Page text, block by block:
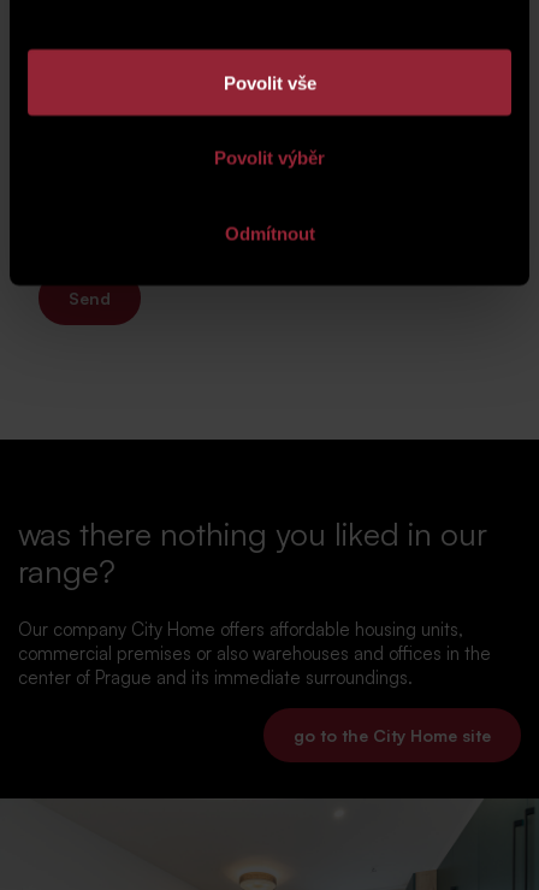
Povolit vše
Povolit výběr
Odmítnout
Your personal information will be processed according to
thePrivacy Policy.
Send
was there nothing you liked in our
range?
Our company City Home offers affordable housing units,
commercial premises or also warehouses and offices in the
center of Prague and its immediate surroundings.
go to the City Home site